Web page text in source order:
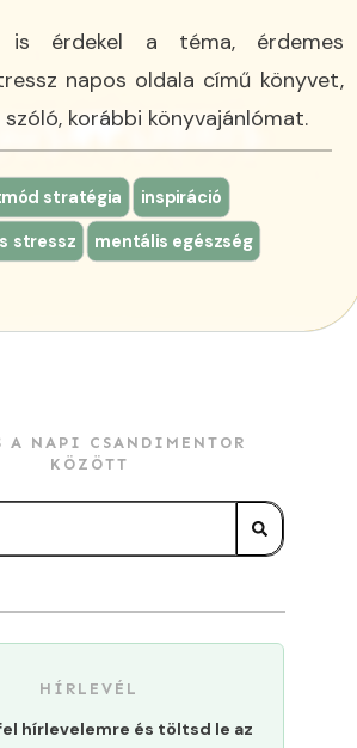
is érdekel a téma, érdemes
napos oldala című könyvet,
korábbi könyvajánlómat.
stratégia
inspiráció
stressz
mentális egészség
A NAPI CSANDIMENTOR
KÖZÖTT
HÍRLEVÉL
hírlevelemre és töltsd le az